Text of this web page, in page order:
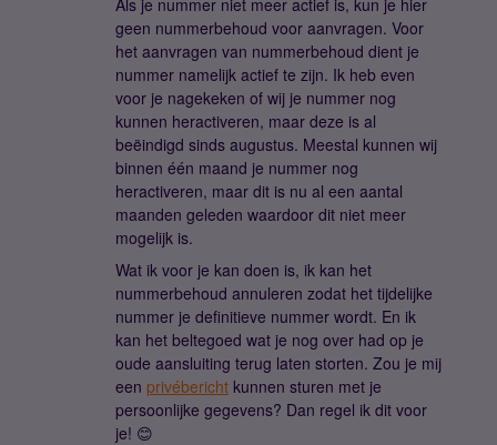
Als je nummer niet meer actief is, kun je hier
geen nummerbehoud voor aanvragen. Voor
het aanvragen van nummerbehoud dient je
nummer namelijk actief te zijn. Ik heb even
voor je nagekeken of wij je nummer nog
kunnen heractiveren, maar deze is al
beëindigd sinds augustus. Meestal kunnen wij
binnen één maand je nummer nog
heractiveren, maar dit is nu al een aantal
maanden geleden waardoor dit niet meer
mogelijk is.
Wat ik voor je kan doen is, ik kan het
nummerbehoud annuleren zodat het tijdelijke
nummer je definitieve nummer wordt. En ik
kan het beltegoed wat je nog over had op je
oude aansluiting terug laten storten. Zou je mij
een privébericht kunnen sturen met je
persoonlijke gegevens? Dan regel ik dit voor
je! 😊